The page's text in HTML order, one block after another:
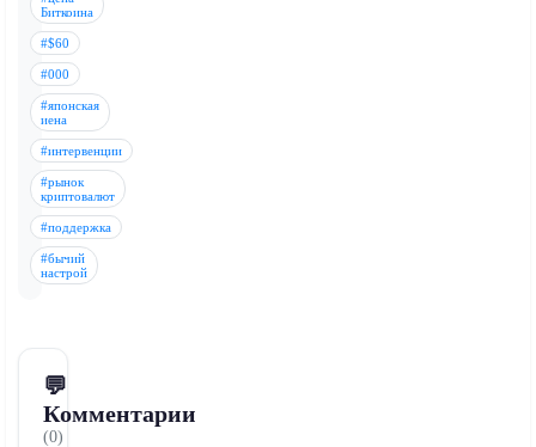
Биткоина
#$60
#000
#японская
иена
#интервенции
#рынок
криптовалют
#поддержка
#бычий
настрой
💬
Комментарии
(0)